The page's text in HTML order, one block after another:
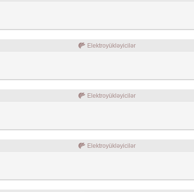
Elektroyükləyicilər
Elektroyükləyicilər
Elektroyükləyicilər